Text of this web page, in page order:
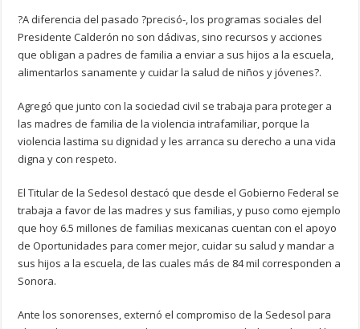
?A diferencia del pasado ?precisó-, los programas sociales del
Presidente Calderón no son dádivas, sino recursos y acciones
que obligan a padres de familia a enviar a sus hijos a la escuela,
alimentarlos sanamente y cuidar la salud de niños y jóvenes?.
Agregó que junto con la sociedad civil se trabaja para proteger a
las madres de familia de la violencia intrafamiliar, porque la
violencia lastima su dignidad y les arranca su derecho a una vida
digna y con respeto.
El Titular de la Sedesol destacó que desde el Gobierno Federal se
trabaja a favor de las madres y sus familias, y puso como ejemplo
que hoy 6.5 millones de familias mexicanas cuentan con el apoyo
de Oportunidades para comer mejor, cuidar su salud y mandar a
sus hijos a la escuela, de las cuales más de 84 mil corresponden a
Sonora.
Ante los sonorenses, externó el compromiso de la Sedesol para